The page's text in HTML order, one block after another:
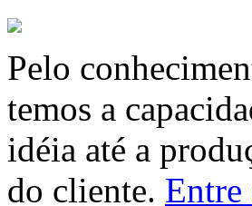
Pelo
temos a
idéia até a
do cliente. Entre